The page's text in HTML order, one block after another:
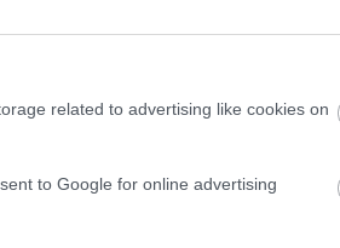
related to advertising like cookies on
to Google for online advertising